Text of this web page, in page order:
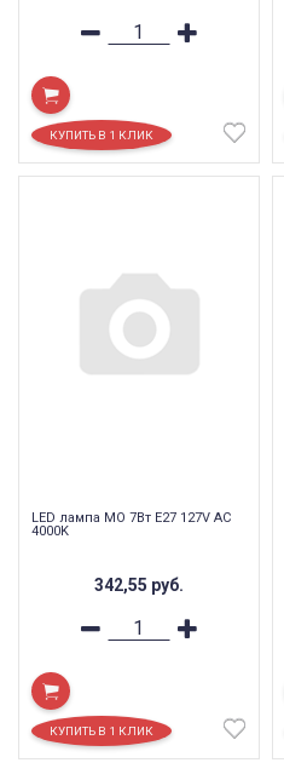
LED лампа МО 7Вт Е27 127V AC
4000K
342,55 руб.